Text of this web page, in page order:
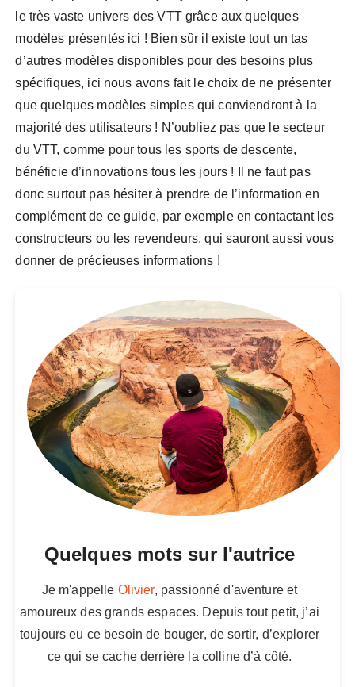
le très vaste univers des VTT grâce aux quelques
modèles présentés ici ! Bien sûr il existe tout un tas
d’autres modèles disponibles pour des besoins plus
spécifiques, ici nous avons fait le choix de ne présenter
que quelques modèles simples qui conviendront à la
majorité des utilisateurs ! N’oubliez pas que le secteur
du VTT, comme pour tous les sports de descente,
bénéficie d’innovations tous les jours ! Il ne faut pas
donc surtout pas hésiter à prendre de l’information en
complément de ce guide, par exemple en contactant les
constructeurs ou les revendeurs, qui sauront aussi vous
donner de précieuses informations !
Quelques mots sur l'autrice
Je m'appelle Olivier, passionné d'aventure et
amoureux des grands espaces. Depuis tout petit, j’ai
toujours eu ce besoin de bouger, de sortir, d’explorer
ce qui se cache derrière la colline d’à côté.